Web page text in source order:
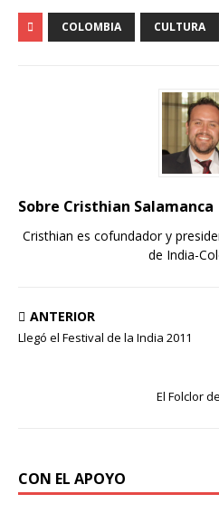
COLOMBIA CULTURA
Sobre Cristhian Salamanca
Cristhian es cofundador y
de India-
ANTERIOR
Llegó el Festival de la India 2011
El Folclor
CON EL APOYO